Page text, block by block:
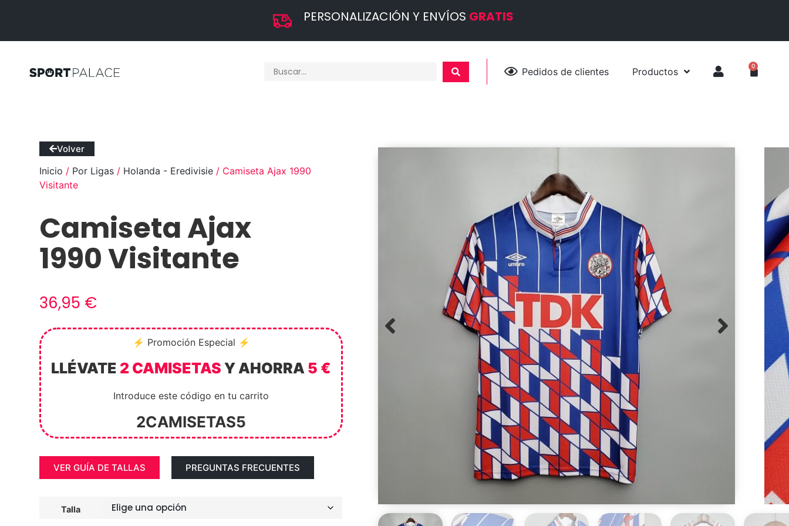
PERSONALIZACIÓN Y ENVÍOS GRATIS
Pedidos de clientes Productos 0
Volver
Inicio / Por Ligas / Holanda - Eredivisie / Camiseta Ajax 1990
Visitante
Camiseta Ajax
1990 Visitante
36,95 €
⚡ Promoción Especial ⚡
LLÉVATE 2 CAMISETAS Y AHORRA 5 €
Introduce este código en tu carrito
2CAMISETAS5
VER GUÍA DE TALLAS PREGUNTAS FRECUENTES
Talla